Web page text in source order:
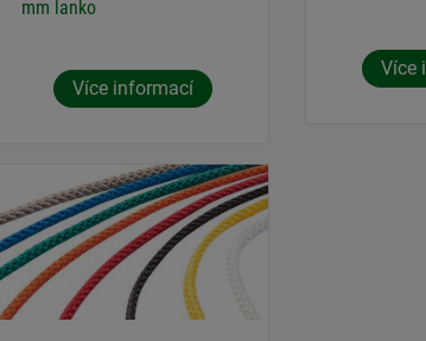
mm lanko
Více informací
Více